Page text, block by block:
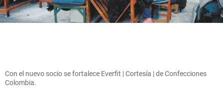
Con el nuevo socio se fortalece Everfit | Cortesía | de Confecciones
Colombia.